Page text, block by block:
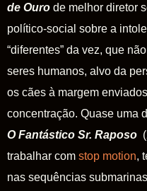
de Ouro de melhor diretor
político-social sobre a
“diferentes” da vez, que
seres humanos, alvo da
os cães à margem
concentração. Quase uma
O Fantástico Sr. Raposo
trabalhar com stop motion,
nas sequências